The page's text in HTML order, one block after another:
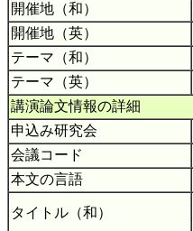
開催地（和）
開催地（英）
テーマ（和）
テーマ（英）
講演論文情報の詳細
申込み研究会
会議コード
本文の言語
タイトル（和）